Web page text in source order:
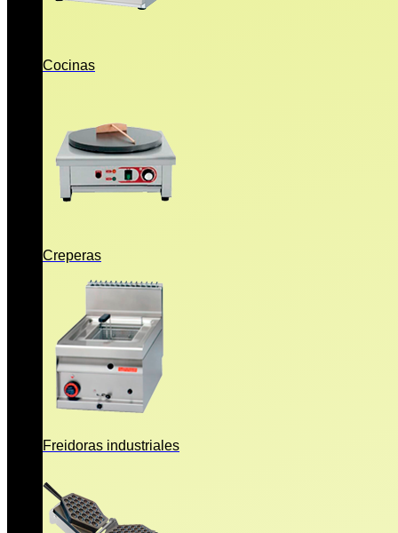
Cocinas
Creperas
Freidoras industriales